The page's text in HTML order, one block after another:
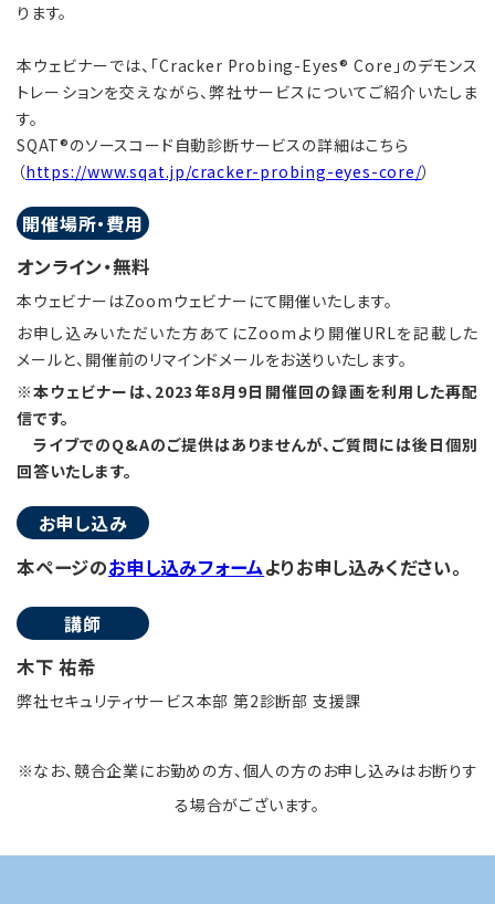
ります。
本ウェビナーでは、「Cracker Probing-Eyes® Core」のデモンス
トレーションを交えながら、弊社サービスについてご紹介いたしま
す。
SQAT®のソースコード自動診断サービスの詳細はこちら
（https://www.sqat.jp/cracker-probing-eyes-core/）
開催場所・費用
オンライン・無料
本ウェビナーはZoomウェビナーにて開催いたします。
お申し込みいただいた方あてにZoomより開催URLを記載した
メールと、開催前のリマインドメールをお送りいたします。
※本ウェビナーは、2023年8月9日開催回の録画を利用した再配
信です。
ライブでのQ&Aのご提供はありませんが、ご質問には後日個別
回答いたします。
お申し込み
本ページのお申し込みフォームよりお申し込みください。
講師
木下 祐希
弊社セキュリティサービス本部 第2診断部 支援課
※なお、競合企業にお勤めの方、個人の方のお申し込みはお断りす
る場合がございます。